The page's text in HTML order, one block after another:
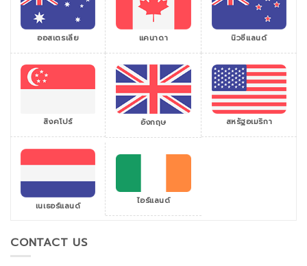
ออสเตรเลีย แคนาดา นิวซีแลนด์
สิงคโปร์ อังกฤษ สหรัฐอเมริกา
เนเธอร์แลนด์ ไอร์แลนด์
CONTACT US